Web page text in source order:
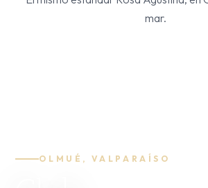
mar.
OLMUÉ, VALPARAÍSO